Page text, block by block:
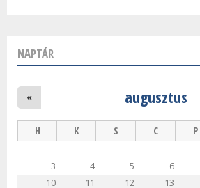
NAPTÁR
augusztus
«
H K S C P
3
4 5 6
10
11 12 13